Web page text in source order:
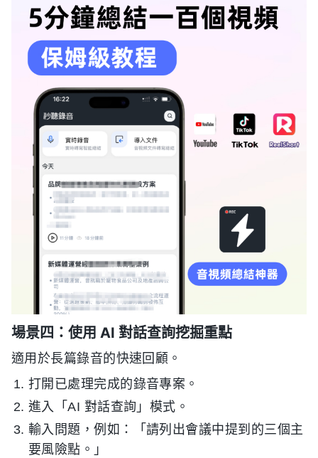
場景四：使用 AI 對話查詢挖掘重點
適用於長篇錄音的快速回顧。
打開已處理完成的錄音專案。
進入「AI 對話查詢」模式。
輸入問題，例如：「請列出會議中提到的三個主
要風險點。」